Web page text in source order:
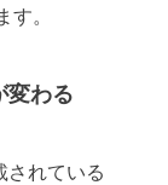
す。
変わる
されている